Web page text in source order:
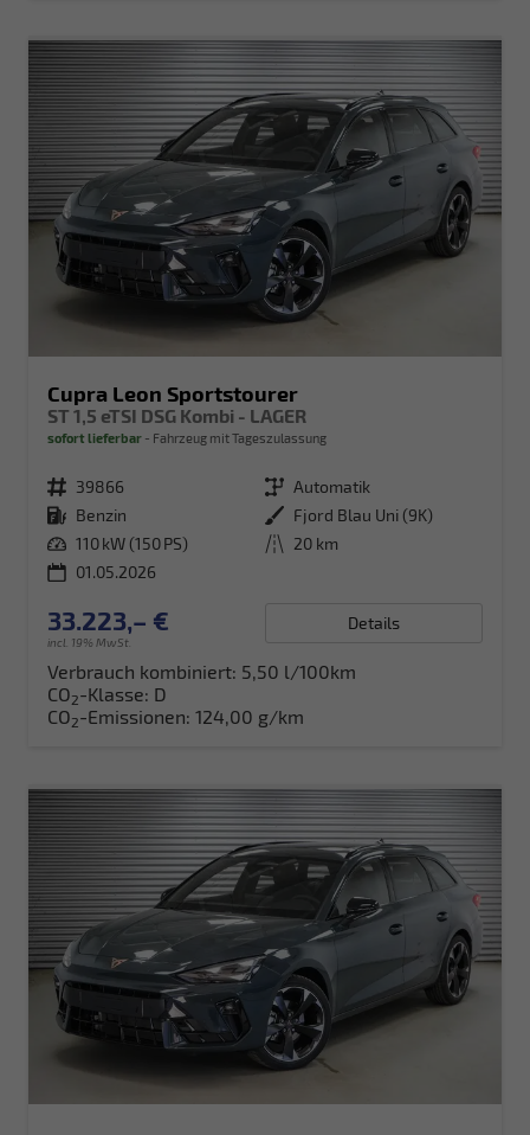
Cupra Leon Sportstourer
ST 1,5 eTSI DSG Kombi - LAGER
sofort lieferbar Fahrzeug mit Tageszulassung
Fahrzeugnr. 39866 Getriebe Automatik
Kraftstoff Benzin Außenfarbe Fjord Blau Uni (9K)
Leistung 110 kW (150 PS) Kilometerstand 20 km
01.05.2026
33.223,– €
incl. 19% MwSt.
Details
Verbrauch kombiniert: 5,50 l/100km
CO2-Klasse: D
CO2-Emissionen: 124,00 g/km